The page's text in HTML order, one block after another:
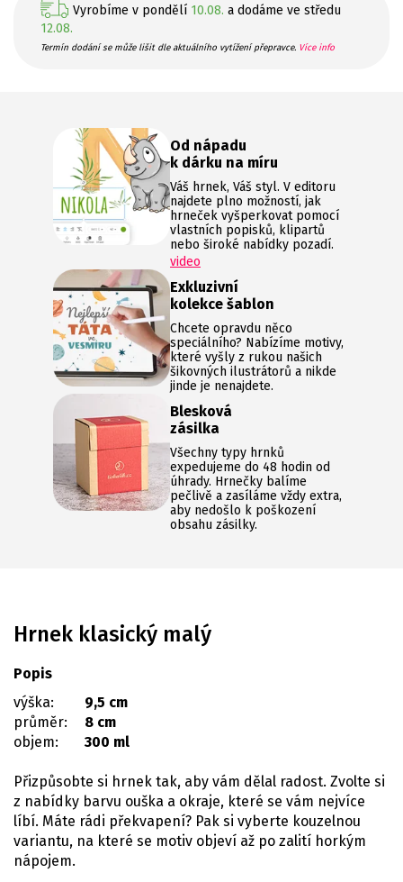
Vyrobíme v pondělí 10.08. a dodáme ve středu
12.08.
Termín dodání se může lišit dle aktuálního vytížení přepravce. Více info
Od nápadu
k dárku na míru
Váš hrnek, Váš styl. V editoru
najdete plno možností, jak
hrneček vyšperkovat pomocí
vlastních popisků, klipartů
nebo široké nabídky pozadí.
video
Exkluzivní
kolekce šablon
Chcete opravdu něco
speciálního? Nabízíme motivy,
které vyšly z rukou našich
šikovných ilustrátorů a nikde
jinde je nenajdete.
Blesková
zásilka
Všechny typy hrnků
expedujeme do 48 hodin od
úhrady. Hrnečky balíme
pečlivě a zasíláme vždy extra,
aby nedošlo k poškození
obsahu zásilky.
Hrnek klasický malý
Popis
výška:
9,5 cm
průměr:
8 cm
objem:
300 ml
Přizpůsobte si hrnek tak, aby vám dělal radost. Zvolte si
z nabídky barvu ouška a okraje, které se vám nejvíce
líbí. Máte rádi překvapení? Pak si vyberte kouzelnou
variantu, na které se motiv objeví až po zalití horkým
nápojem.